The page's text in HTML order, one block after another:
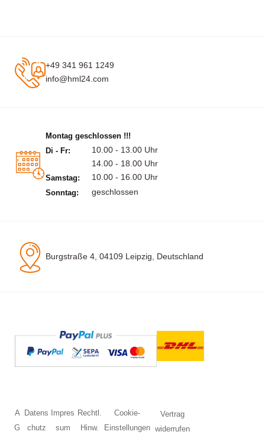
+49 341 961 1249
info@hml24.com
Montag geschlossen !!!
Di - Fr:
10.00 - 13.00 Uhr
14.00 - 18.00 Uhr
Samstag: 10.00 - 16.00 Uhr
Sonntag: geschlossen
Burgstraße 4, 04109 Leipzig, Deutschland
A
G
Datens
chutz
Impres
sum
Rechtl.
Hinw.
Cookie-
Einstellungen
Vertrag
widerrufen